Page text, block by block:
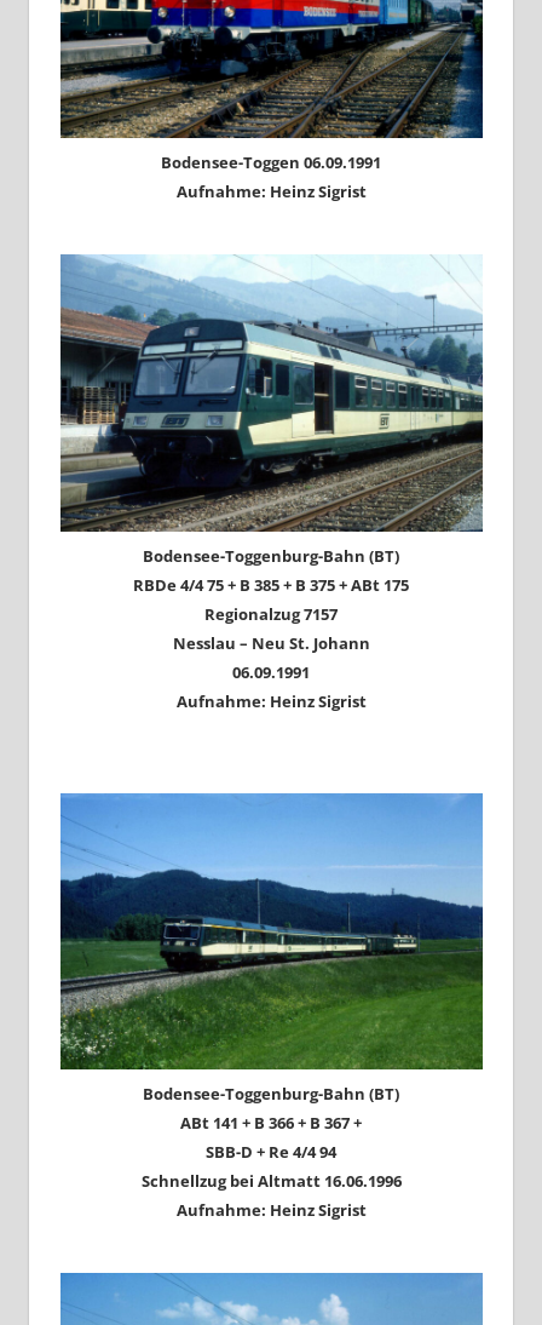
Bodensee-Toggen 06.09.1991
Aufnahme: Heinz Sigrist
Bodensee-Toggenburg-Bahn (BT)
RBDe 4/4 75 + B 385 + B 375 + ABt 175
Regionalzug 7157
Nesslau – Neu St. Johann
06.09.1991
Aufnahme: Heinz Sigrist
Bodensee-Toggenburg-Bahn (BT)
ABt 141 + B 366 + B 367 +
SBB-D + Re 4/4 94
Schnellzug bei Altmatt 16.06.1996
Aufnahme: Heinz Sigrist